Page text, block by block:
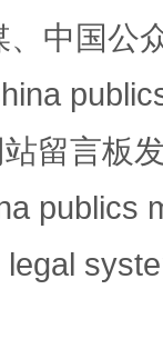
中国公
留言板
publics